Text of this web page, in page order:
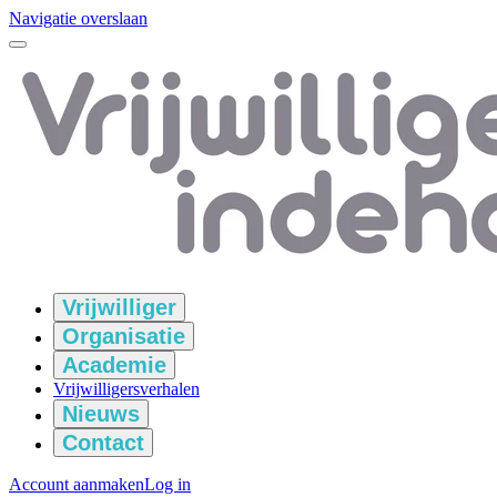
Navigatie overslaan
Vrijwilliger
Organisatie
Academie
Vrijwilligersverhalen
Nieuws
Contact
Account aanmakenLog in